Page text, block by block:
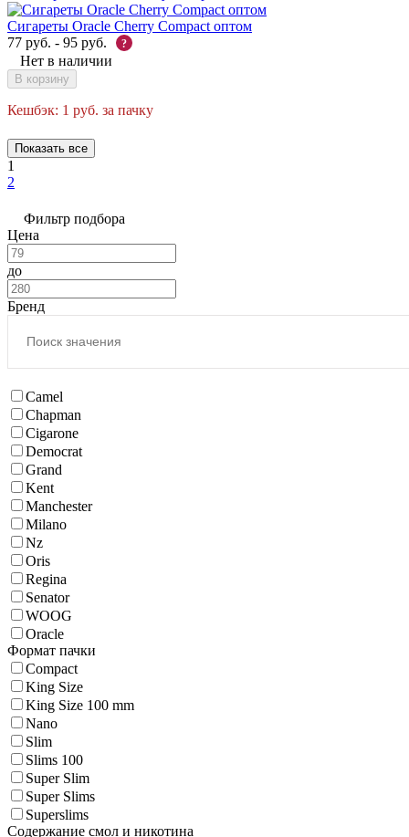
Сигареты Oracle Cherry Compact оптом
77 руб. - 95 руб. ?
Нет в наличии
В корзину
Кешбэк: 1 руб. за пачку
Показать все
1
2
Фильтр подбора
Цена
до
Бренд
Camel
Chapman
Cigarone
Democrat
Grand
Kent
Manchester
Milano
Nz
Oris
Regina
Senator
WOOG
Oracle
Формат пачки
Compact
King Size
King Size 100 mm
Nano
Slim
Slims 100
Super Slim
Super Slims
Superslims
Содержание смол и никотина